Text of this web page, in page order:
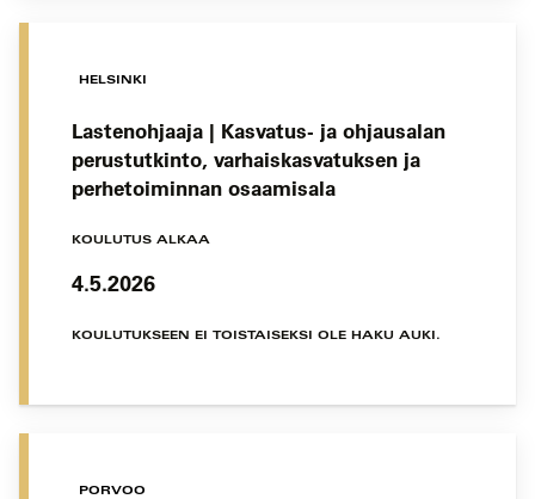
HELSINKI
Lastenohjaaja | Kasvatus- ja ohjausalan
perustutkinto, varhaiskasvatuksen ja
perhetoiminnan osaamisala
KOULUTUS ALKAA
4.5.2026
KOULUTUKSEEN EI TOISTAISEKSI OLE HAKU AUKI.
PORVOO